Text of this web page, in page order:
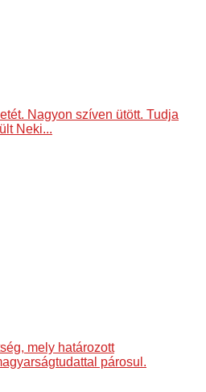
Nagyon szíven ütött. Tudja
Neki...
mely határozott
párosul.